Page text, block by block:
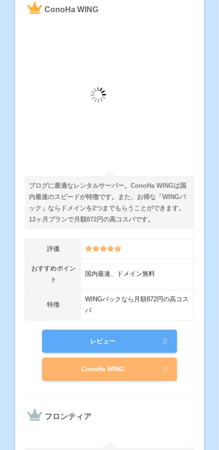
ConoHa WING
ブログに最適なレンタルサーバー。ConoHa WINGは国
内最速のスピードが特徴です。また、お得な「WINGパ
ック」ならドメインを2つまでもらうことができます。
12ヶ月プランで月額872円の高コスパです。
評価
おすすめポイン
ト
国内最速、ドメイン無料
特徴
WINGパックなら月額872円の高コス
パ
レビュー
ConoHa WING
フロンティア